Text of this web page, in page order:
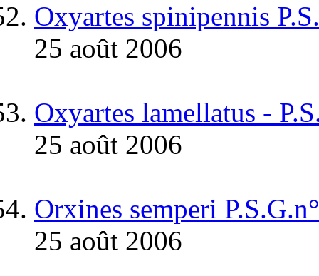
Oxyartes spinipennis
25 août 2006
Oxyartes lamellatus -
25 août 2006
Orxines semperi
25 août 2006